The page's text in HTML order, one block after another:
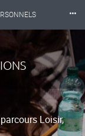
⸱⸱⸱
Loisir,